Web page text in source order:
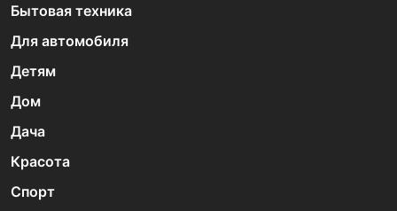
Бытовая техника
Для автомобиля
Детям
Дом
Дача
Красота
Спорт